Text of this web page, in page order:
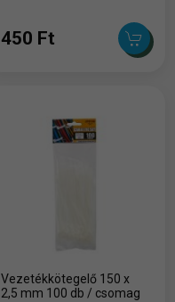
450 Ft
Vezetékkötegelő 150 x
2,5 mm 100 db / csomag